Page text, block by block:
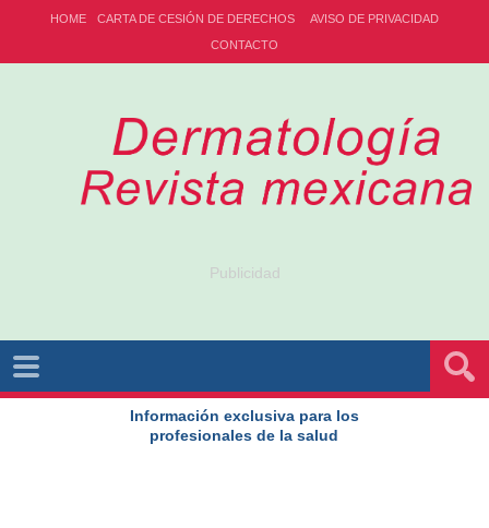
HOME CARTA DE CESIÓN DE DERECHOS
AVISO DE PRIVACIDAD
CONTACTO
Publicidad
Información exclusiva para los
profesionales de la salud